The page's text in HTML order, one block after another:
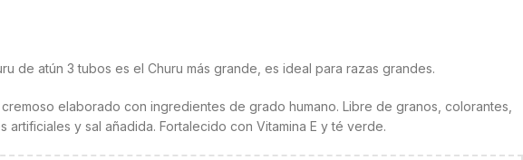
de atún 3 tubos es el Churu más grande, es ideal para razas grandes.
cremoso elaborado con ingredientes de grado humano. Libre de granos, colorantes,
artificiales y sal añadida. Fortalecido con Vitamina E y té verde.